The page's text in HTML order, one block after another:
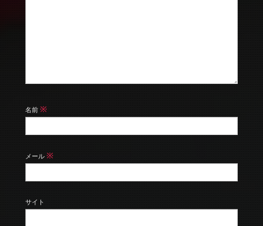
名前 ※
メール ※
サイト